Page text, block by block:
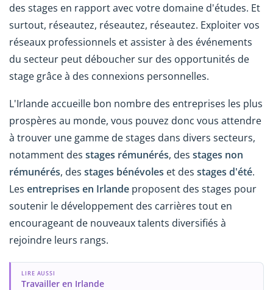
des stages en rapport avec votre domaine d'études. Et
surtout, réseautez, réseautez, réseautez. Exploiter vos
réseaux professionnels et assister à des événements
du secteur peut déboucher sur des opportunités de
stage grâce à des connexions personnelles.
L'Irlande accueille bon nombre des entreprises les plus
prospères au monde, vous pouvez donc vous attendre
à trouver une gamme de stages dans divers secteurs,
notamment des stages rémunérés, des stages non
rémunérés, des stages bénévoles et des stages d'été.
Les entreprises en Irlande proposent des stages pour
soutenir le développement des carrières tout en
encourageant de nouveaux talents diversifiés à
rejoindre leurs rangs.
LIRE AUSSI
Travailler en Irlande